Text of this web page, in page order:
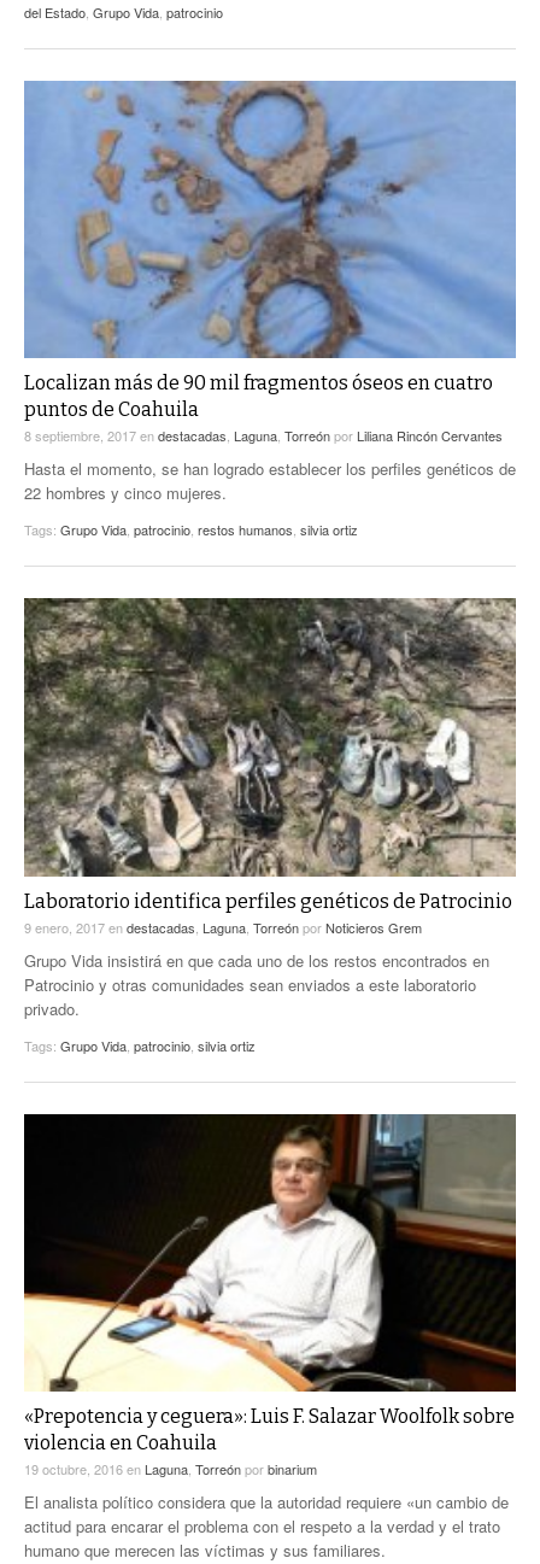
del Estado Grupo Vida patrocinio
Localizan más de 90 mil fragmentos óseos en cuatro
puntos de Coahuila
8 septiembre, 2017endestacadas Laguna Torreónpor Liliana Rincón Cervantes
Hasta el momento, se han logrado establecer los perfiles genéticos de
22 hombres y cinco mujeres.
Tags: Grupo Vida patrocinio restos humanos silvia ortiz
Laboratorio identifica perfiles genéticos de Patrocinio
9 enero, 2017endestacadas Laguna TorreónporNoticieros Grem
Grupo Vida insistirá en que cada uno de los restos encontrados en
Patrocinio y otras comunidades sean enviados a este laboratorio
privado.
Tags: Grupo Vida patrocinio silvia ortiz
«Prepotencia y ceguera»: Luis F. Salazar Woolfolk sobre
violencia en Coahuila
19 octubre, 2016en Laguna, Torreónporbinarium
El analista político considera que la autoridad requiere «un cambio de
actitud para encarar el problema con el respeto a la verdad y el trato
humano que merecen las víctimas y sus familiares.